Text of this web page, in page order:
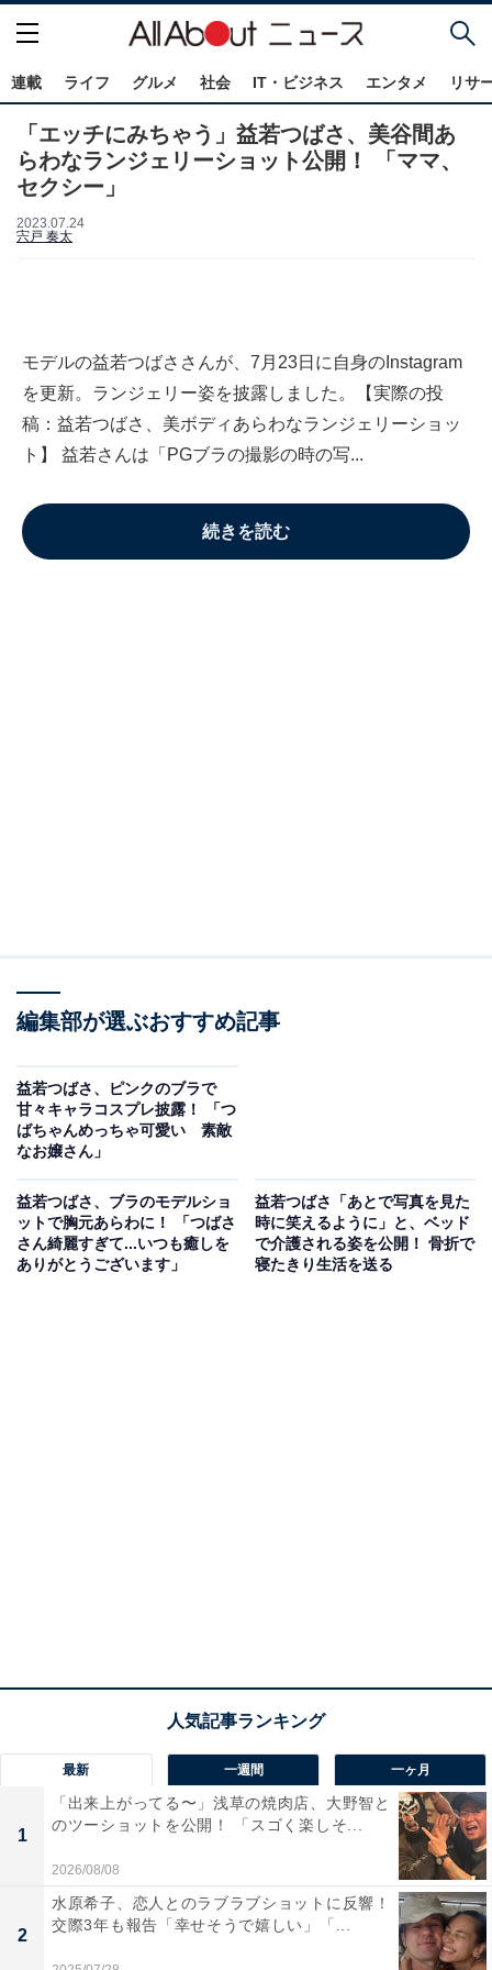
連載 ライフ グルメ 社会 IT・ビジネス エンタメ リサ
「エッチにみちゃう」益若つばさ、美谷間あ
らわなランジェリーショット公開！ 「ママ、
セクシー」
2023.07.24
宍戸 奏太
モデルの益若つばささんが、7月23日に自身のInstagram
を更新。ランジェリー姿を披露しました。【実際の投
稿：益若つばさ、美ボディあらわなランジェリーショッ
ト】 益若さんは「PGブラの撮影の時の写...
続きを読む
編集部が選ぶおすすめ記事
益若つばさ、ピンクのブラで
甘々キャラコスプレ披露！ 「つ
ばちゃんめっちゃ可愛い 素敵
なお嬢さん」
益若つばさ、ブラのモデルショ
ットで胸元あらわに！ 「つばさ
さん綺麗すぎて...いつも癒しを
ありがとうございます」
益若つばさ「あとで写真を見た
時に笑えるように」と、ベッド
で介護される姿を公開！ 骨折で
寝たきり生活を送る
最新 一週間 一ヶ月
1
「出来上がってる〜」浅草の焼肉店、大野智と
のツーショットを公開！ 「スゴく楽しそ...
2026/08/08
2
水原希子、恋人とのラブラブショットに反響！
交際3年も報告「幸せそうで嬉しい」「...